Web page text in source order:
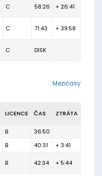
C 58:26 + 26:41
C 71:43 + 39:58
C DISK
Mezičasy
LICENCE ČAS ZTRÁTA
B
36:50
B 40:31 + 3:41
B 42:34 + 5:44